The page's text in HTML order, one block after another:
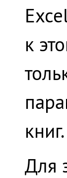
к
книг.
Для